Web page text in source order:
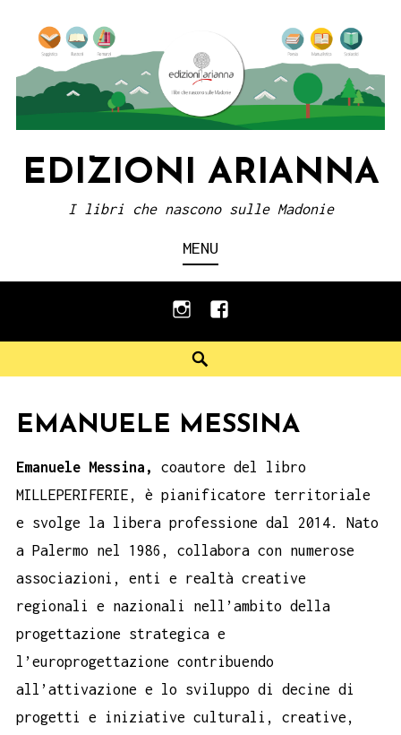
content
EDIZIONI ARIANNA
I libri che nascono sulle Madonie
MENU
instagramfacebook
EMANUELE MESSINA
Emanuele Messina, coautore del libro
MILLEPERIFERIE, è pianificatore territoriale
e svolge la libera professione dal 2014. Nato
a Palermo nel 1986, collabora con numerose
associazioni, enti e realtà creative
regionali e nazionali nell’ambito della
progettazione strategica e
l’europrogettazione contribuendo
all’attivazione e lo sviluppo di decine di
progetti e iniziative culturali, creative,